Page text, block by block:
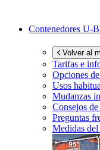
Contenedores U-
Volver al
Tarifas e
Opciones
Usos
Mudanzas
Consejos
Preguntas
Medidas